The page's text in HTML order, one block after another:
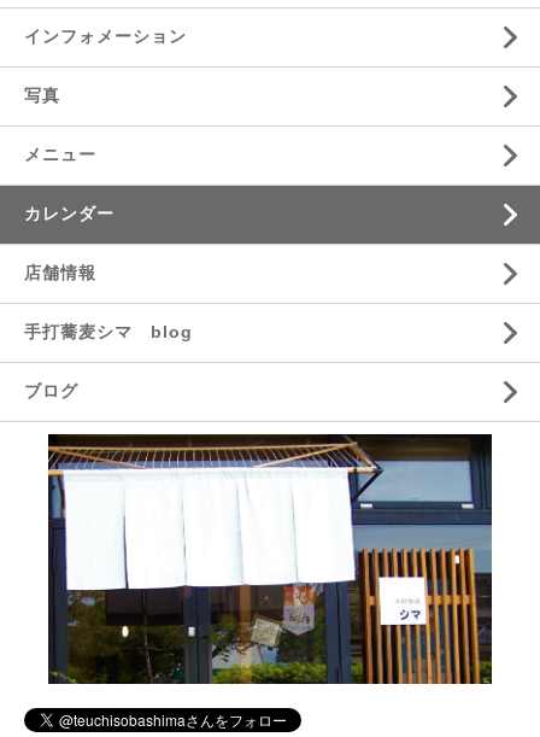
インフォメーション
写真
メニュー
カレンダー
店舗情報
手打蕎麦シマ blog
ブログ